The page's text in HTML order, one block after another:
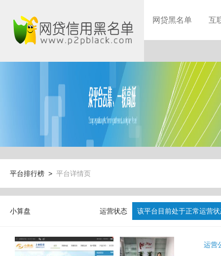
网贷黑名单 互
平台排行榜 > 平台详情页
小算盘 运营状态 该平台目前处于正常运营
运营